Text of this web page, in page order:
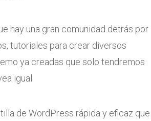
hay una gran comunidad detrás por
tutoriales para crear diversos
ya creadas que solo tendremos
igual.
de WordPress rápida y eficaz que